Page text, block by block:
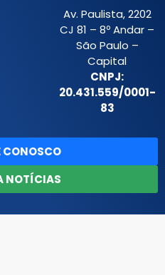
Av. Paulista, 2202
CJ 81 – 8º Andar –
São Paulo –
Capital
CNPJ:
20.431.559/0001-
83
NOTÍCIAS